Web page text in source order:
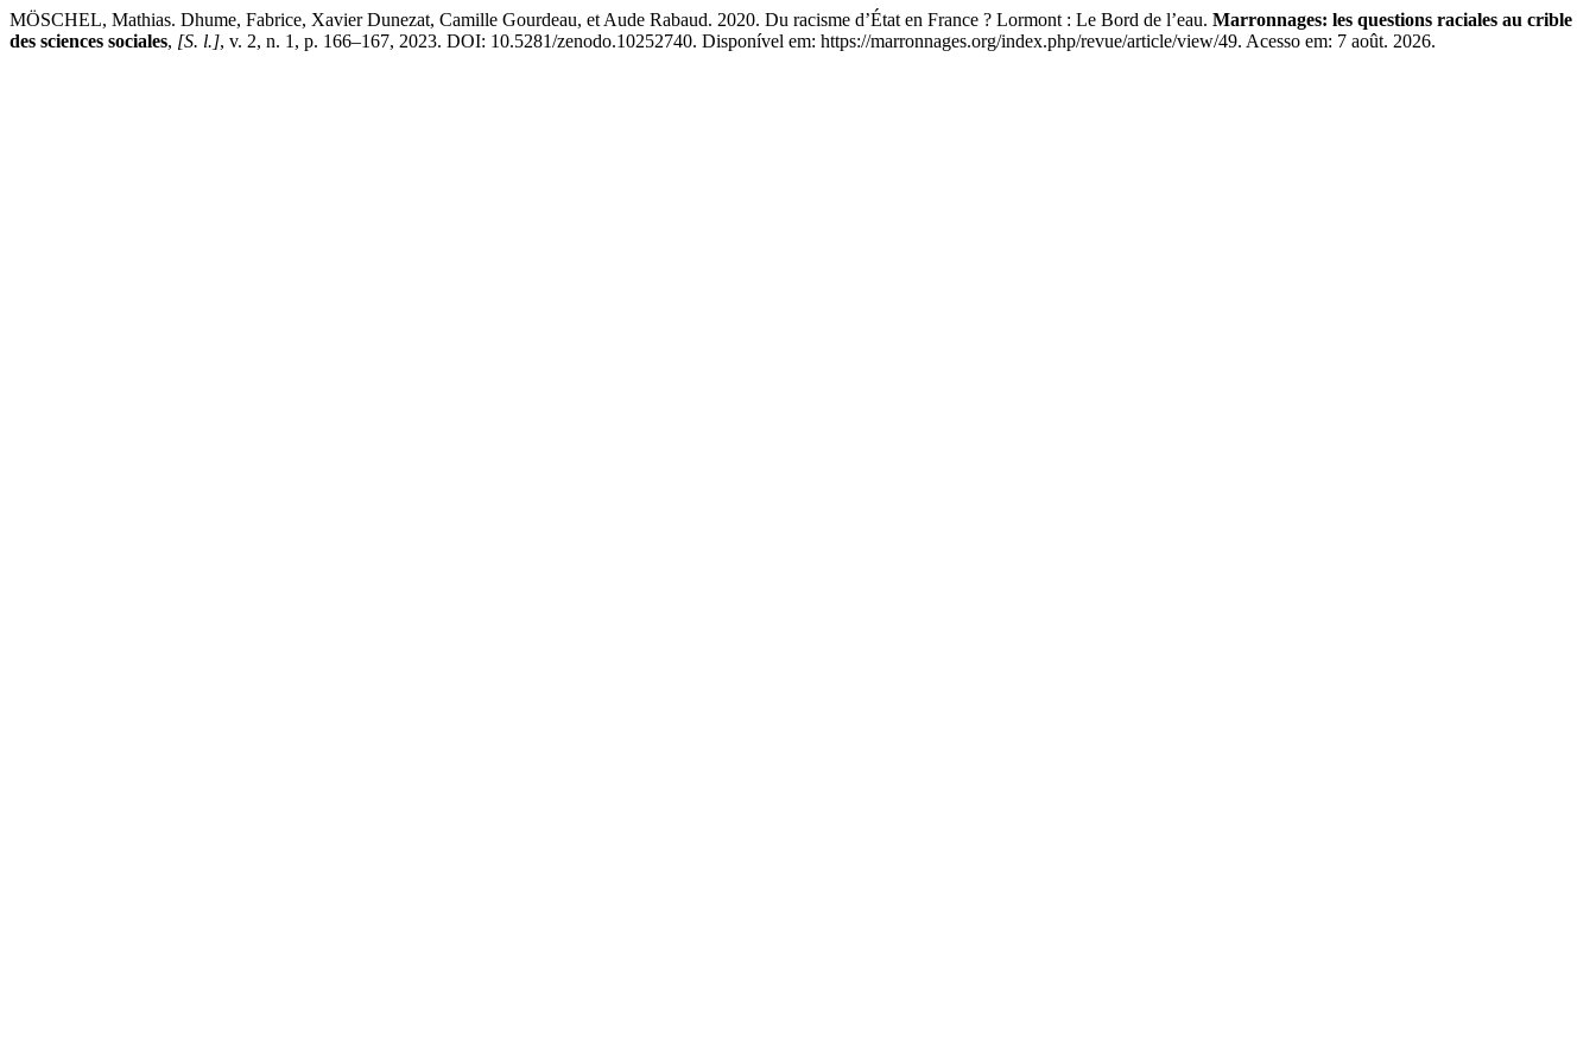
MÖSCHEL, Mathias. Dhume, Fabrice, Xavier Dunezat, Camille Gourdeau, et Aude Rabaud. 2020. Du racisme d’État en France ? Lormont : Le Bord de l’eau. Marronnages: les questions raciales au crible
des sciences sociales, [S. l.], v. 2, n. 1, p. 166–167, 2023. DOI: 10.5281/zenodo.10252740. Disponível em: https://marronnages.org/index.php/revue/article/view/49. Acesso em: 7 août. 2026.